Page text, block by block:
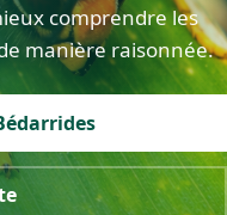
comprendre les
manière raisonnée.